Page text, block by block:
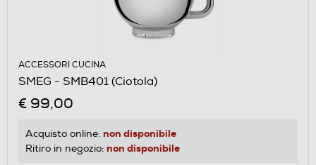
ACCESSORI CUCINA
SMEG - SMB401 (Ciotola)
€ 99,00
Acquisto online: non disponibile
Ritiro in negozio: non disponibile